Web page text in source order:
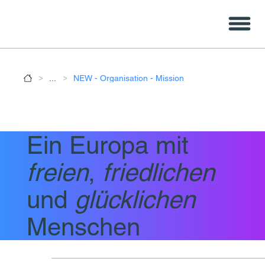
> > NEW - Organisation - Mission
Ein Europa mit
freien, friedlichen
und glücklichen
Menschen